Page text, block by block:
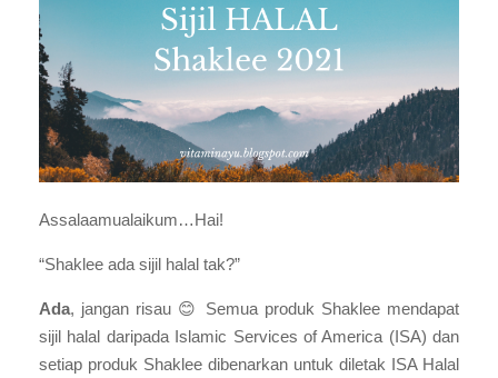
Assalaamualaikum…Hai!
“Shaklee ada sijil halal tak?”
Ada, jangan risau 😊
Semua produk Shaklee mendapat
sijil halal daripada Islamic Services of America (ISA) dan
setiap produk Shaklee dibenarkan untuk diletak ISA Halal